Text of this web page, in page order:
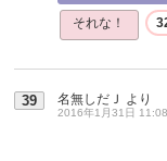
それな！
39 名無しだＪ より
2016年1月31日